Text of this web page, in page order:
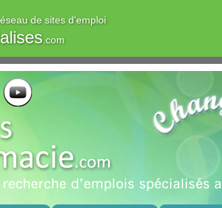
de sites d'emploi
.com